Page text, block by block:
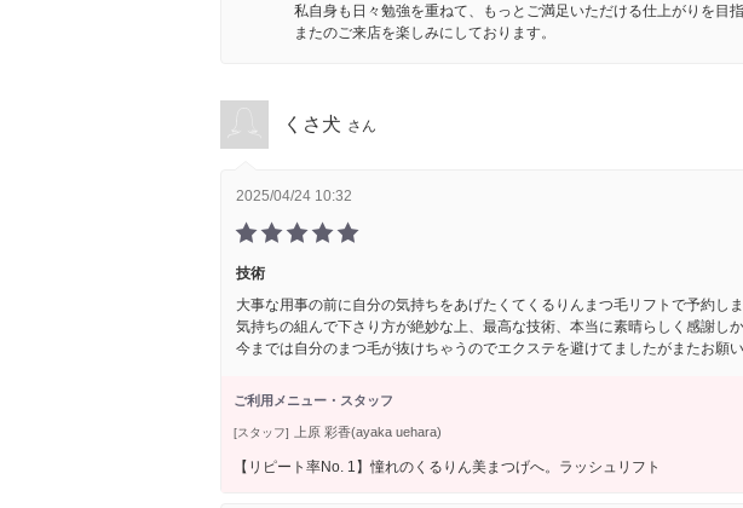
私自身も日々勉強を重ねて、もっとご満足いただける仕上がりを目指
またのご来店を楽しみにしております。
くさ犬 さん
2025/04/24 10:32
技術
大事な用事の前に自分の気持ちをあげたくてくるりんまつ毛リフトで予約し
気持ちの組んで下さり方が絶妙な上、最高な技術、本当に素晴らしく感謝しか
今までは自分のまつ毛が抜けちゃうのでエクステを避けてましたがまたお願い
ご利用メニュー・スタッフ
[スタッフ] 上原 彩香(ayaka uehara)
【リピート率No. 1】憧れのくるりん美まつげへ。ラッシュリフト